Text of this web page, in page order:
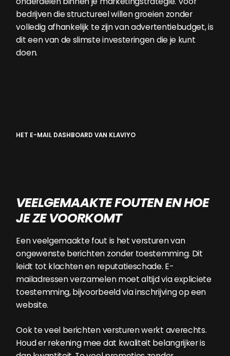
bedrijven die structureel willen groeien zonder
volledig afhankelijk te zijn van advertentiebudget, is
dit een van de slimste investeringen die je kunt
doen.
HET E-MAIL DASHBOARD VAN KLAVIYO
VEELGEMAAKTE FOUTEN EN HOE
JE ZE VOORKOMT
Een veelgemaakte fout is het versturen van
ongewenste berichten zonder toestemming. Dit
leidt tot klachten en reputatieschade. E-
mailadressen verzamelen moet altijd via expliciete
toestemming, bijvoorbeeld via inschrijving op een
website.
Ook te veel berichten versturen werkt averechts.
Houd er rekening mee dat kwaliteit belangrijker is